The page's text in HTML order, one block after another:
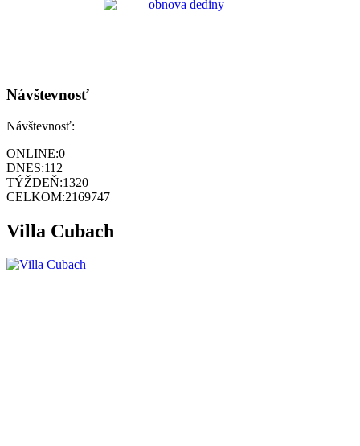
Návštevnosť
Návštevnosť:
ONLINE:0
DNES:112
TÝŽDEŇ:1320
CELKOM:2169747
Villa Cubach